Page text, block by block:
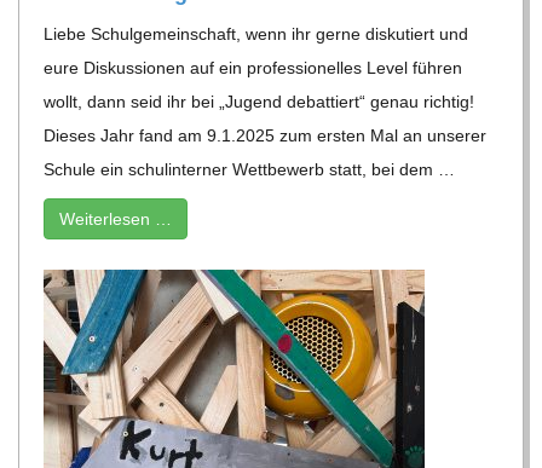
Liebe Schul­ge­mein­schaft, wenn ihr gerne dis­ku­tiert und
eure Dis­kus­sio­nen auf ein pro­fes­sio­nel­les Level füh­ren
wollt, dann seid ihr bei „Jugend debat­tiert“ genau rich­tig!
Die­ses Jahr fand am 9.1.2025 zum ers­ten Mal an unse­rer
Schule ein schul­in­ter­ner Wett­be­werb statt, bei dem …
Wei­ter­le­sen …